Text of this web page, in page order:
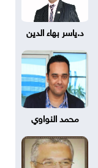
د.ياسر بهاء الدين
محمد النواوي